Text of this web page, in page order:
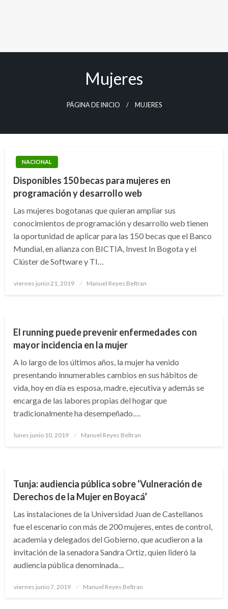
Mujeres
PÁGINA DE INICIO MUJERES
NACIONAL
Disponibles 150 becas para mujeres en
programación y desarrollo web
Las mujeres bogotanas que quieran ampliar sus
conocimientos de programación y desarrollo web tienen
la oportunidad de aplicar para las 150 becas que el Banco
Mundial, en alianza con BICTIA, Invest In Bogota y el
Clúster de Software y TI…
Publicado
viernes junio 21, 2019 Manuel Reyes Beltran
El running puede prevenir enfermedades con
mayor incidencia en la mujer
A lo largo de los últimos años, la mujer ha venido
presentando innumerables cambios en sus hábitos de
vida, hoy en día es esposa, madre, ejecutiva y además se
encarga de las labores propias del hogar que
tradicionalmente ha desempeñado….
Publicado
lunes junio 10, 2019 Manuel Reyes Beltran
Tunja: audiencia pública sobre ‘Vulneración de
Derechos de la Mujer en Boyacá’
Las instalaciones de la Universidad Juan de Castellanos
fue el escenario con más de 200 mujeres, entes de control,
academia y delegados del Gobierno, que acudieron a la
invitación de la senadora Sandra Ortiz, quien lideró la
audiencia pública denominada…
Publicado
viernes junio 7, 2019 Manuel Reyes Beltran